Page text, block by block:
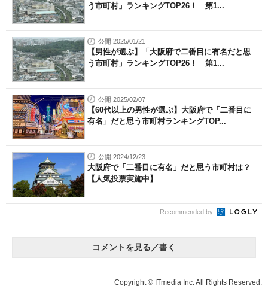
う市町村」ランキングTOP26！ 第1...
公開 2025/01/21
【男性が選ぶ】「大阪府で二番目に有名だと思
う市町村」ランキングTOP26！ 第1...
公開 2025/02/07
【60代以上の男性が選ぶ】大阪府で「二番目に
有名」だと思う市町村ランキングTOP...
公開 2024/12/23
大阪府で「二番目に有名」だと思う市町村は？
【人気投票実施中】
Recommended by
コメントを見る／書く
Copyright © ITmedia Inc. All Rights Reserved.